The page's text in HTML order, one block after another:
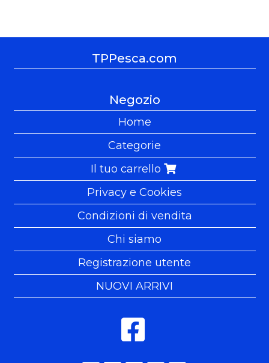
TPPesca.com
Negozio
Home
Categorie
Il tuo carrello
Privacy e Cookies
Condizioni di vendita
Chi siamo
Registrazione utente
NUOVI ARRIVI